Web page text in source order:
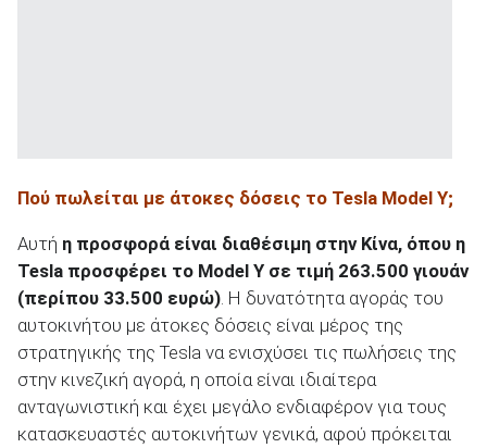
Πού πωλείται με άτοκες δόσεις το Tesla Model Y;
Αυτή η προσφορά είναι διαθέσιμη στην Κίνα, όπου η
Tesla προσφέρει το Model Y σε τιμή 263.500 γιουάν
(περίπου 33.500 ευρώ) . Η δυνατότητα αγοράς του
αυτοκινήτου με άτοκες δόσεις είναι μέρος της
στρατηγικής της Tesla να ενισχύσει τις πωλήσεις της
στην κινεζική αγορά, η οποία είναι ιδιαίτερα
ανταγωνιστική και έχει μεγάλο ενδιαφέρον για τους
κατασκευαστές αυτοκινήτων γενικά, αφού πρόκειται